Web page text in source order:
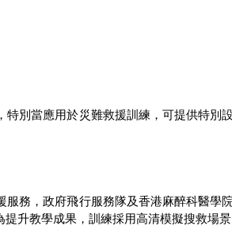
別當應用於災難救援訓練，可提供特別
務，政府飛行服務隊及香港麻醉科醫學
升教學成果，訓練採用高清模擬搜救場景